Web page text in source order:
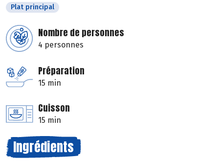
Plat principal
Nombre de personnes
4 personnes
Préparation
15 min
Cuisson
15 min
Ingrédients